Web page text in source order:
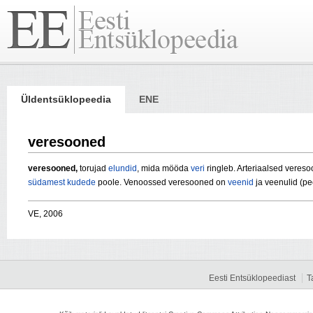
Üldentsüklopeedia ENE
veresooned
veresooned, torujad elundid , mida mööda veri ringleb. Arteriaalsed
südamest kudede poole. Venoossed veresooned on veenid ja veenulid
VE, 2006
Eesti Entsüklopeediast